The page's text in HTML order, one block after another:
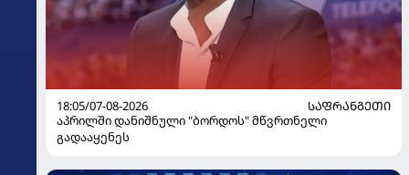
18:05/07-08-2026
ᲡᲐᲤᲠᲐᲜᲒᲔᲗᲘ
აპრილში დანიშნული "ბორდოს" მწვრთნელი
გადააყენეს